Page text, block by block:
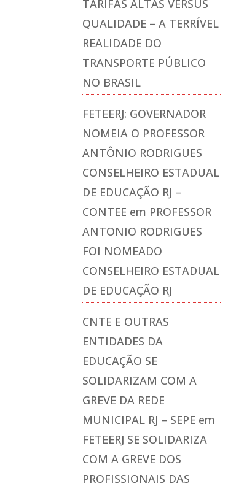
TARIFAS ALTAS VERSUS
QUALIDADE – A TERRÍVEL
REALIDADE DO
TRANSPORTE PÚBLICO
NO BRASIL
FETEERJ: GOVERNADOR
NOMEIA O PROFESSOR
ANTÔNIO RODRIGUES
CONSELHEIRO ESTADUAL
DE EDUCAÇÃO RJ –
CONTEE em PROFESSOR
ANTONIO RODRIGUES
FOI NOMEADO
CONSELHEIRO ESTADUAL
DE EDUCAÇÃO RJ
CNTE E OUTRAS
ENTIDADES DA
EDUCAÇÃO SE
SOLIDARIZAM COM A
GREVE DA REDE
MUNICIPAL RJ – SEPE em
FETEERJ SE SOLIDARIZA
COM A GREVE DOS
PROFISSIONAIS DAS